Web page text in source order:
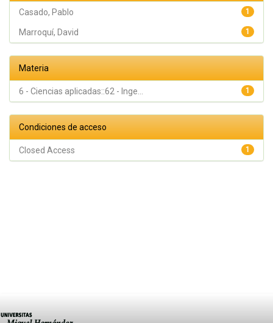
1
Casado, Pablo
1
Marroquí, David
Materia
1
6 - Ciencias aplicadas::62 - Inge...
Condiciones de acceso
1
Closed Access